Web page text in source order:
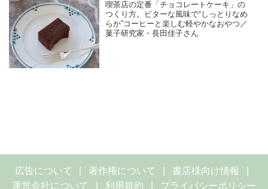
喫茶店の定番「チョコレートケーキ」の
つくり方。ビターな風味で“しっとりなめ
らか”コーヒーと楽しむ軽やかなおやつ／
菓子研究家・長田佳子さん
広告について 著作権について
書店様向け情報
運営会社について
利用規約 プライバシーポリシー